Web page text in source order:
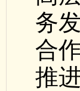
务
合
推